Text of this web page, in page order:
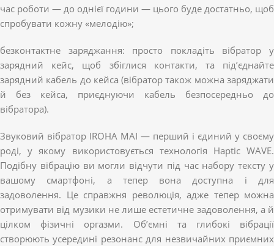
час роботи — до однієї години — цього буде достатньо, щоб
спробувати кожну «мелодію»;
безконтактне заряджання: просто покладіть вібратор у
зарядний кейс, щоб збіглися контакти, та під’єднайте
зарядний кабель до кейса (вібратор також можна заряджати
й без кейса, приєднуючи кабель безпосередньо до
вібратора).
Звуковий вібратор IROHA MAI — перший і єдиний у своєму
роді, у якому використовується технологія Haptic WAVE.
Подібну вібрацію ви могли відчути під час набору тексту у
вашому смартфоні, а тепер вона доступна і для
задоволення. Це справжня революція, адже тепер можна
отримувати від музики не лише естетичне задоволення, а й
цілком фізичні оргазми. Об’ємні та глибокі вібрації
створюють усередині резонанс для незвичайних приємних